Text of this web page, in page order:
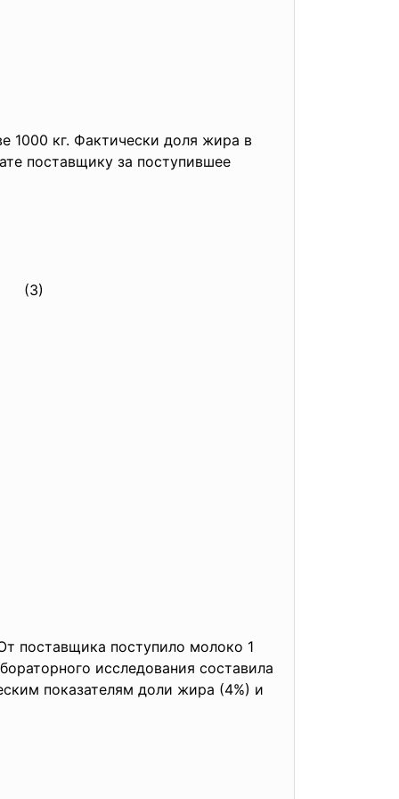
1000 кг. Фактически доля жира в
поставщику за поступившее
поставщика поступило молоко 1
исследования составила
показателям доли жира (4%) и